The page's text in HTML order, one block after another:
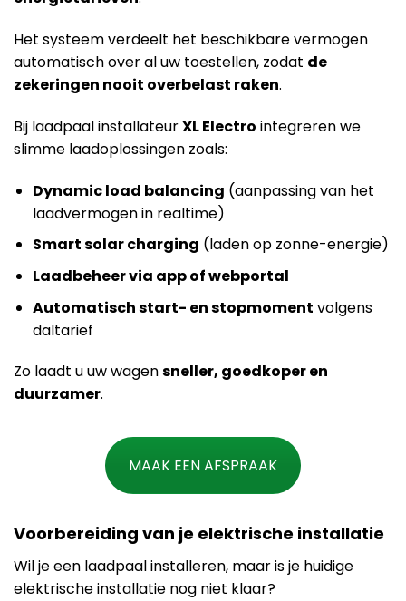
Het systeem verdeelt het beschikbare vermogen
automatisch over al uw toestellen, zodat de
zekeringen nooit overbelast raken.
Bij laadpaal installateurXL Electro integreren we
slimme laadoplossingen zoals:
Dynamic load balancing (aanpassing van het
laadvermogen in realtime)
Smart solar charging (laden op zonne-energie)
Laadbeheer via app of webportal
Automatisch start- en stopmoment volgens
daltarief
Zo laadt u uw wagensneller, goedkoper en
duurzamer.
MAAK EEN AFSPRAAK
Voorbereiding van je elektrische installatie
Wil je een laadpaal installeren, maar is je huidige
elektrische installatie nog niet klaar?